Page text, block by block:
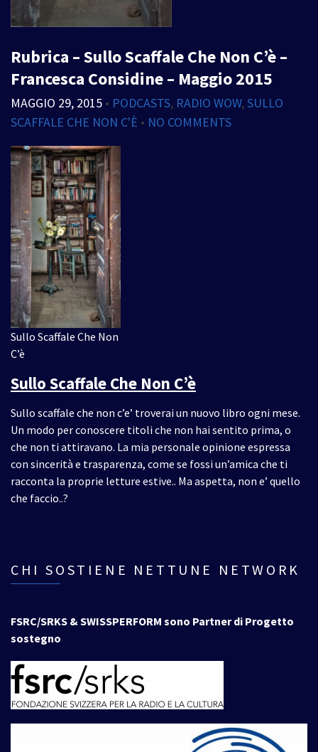
Rubrica – Sullo Scaffale Che Non C’è –
Francesca Considine – Maggio 2015
MAGGIO 29, 2015 • PODCASTS, RADIO WOW,SULLO
SCAFFALE CHE NON C'È • NO COMMENTS
Sullo Scaffale Che Non
C’è
Sullo Scaffale Che Non C’è
Sullo scaffale che non c’e’ troverai un nuovo libro ogni mese.
Un modo per conoscere titoli che non hai sentito prima, o
che non ti attiravano. La mia personale opinione espressa
con sincerità e trasparenza, come se fossi un’amica che ti
racconta la proprie letture estive.. Ma aspetta, non e’ quello
che faccio..?
CHI SOSTIENE NETTUNE NETWORK
FSRC/SRKS & SWISSPERFORM sono Partner di Progetto
sostegno